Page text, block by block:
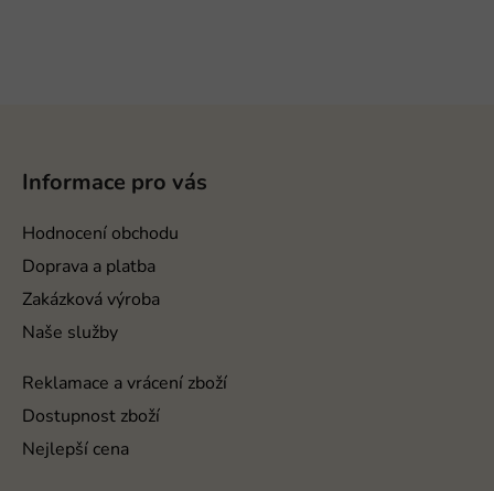
Informace pro vás
Hodnocení obchodu
Doprava a platba
Zakázková výroba
Naše služby
Reklamace a vrácení zboží
Dostupnost zboží
Nejlepší cena